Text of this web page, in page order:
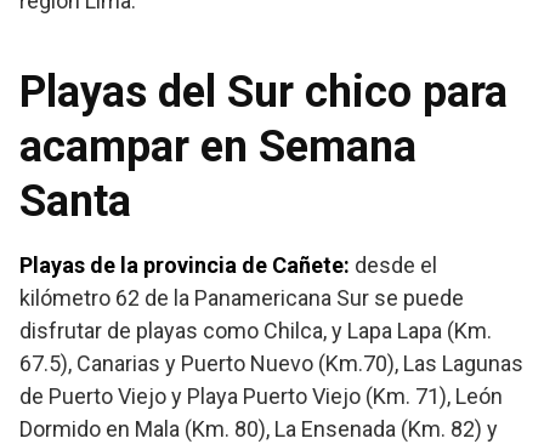
Playas del Sur chico para
acampar en Semana
Santa
Playas de la provincia de Cañete: desde el
kilómetro 62 de la Panamericana Sur se puede
disfrutar de playas como Chilca, y Lapa Lapa (Km.
67.5), Canarias y Puerto Nuevo (Km.70), Las Lagunas
de Puerto Viejo y Playa Puerto Viejo (Km. 71), León
Dormido en Mala (Km. 80), La Ensenada (Km. 82) y